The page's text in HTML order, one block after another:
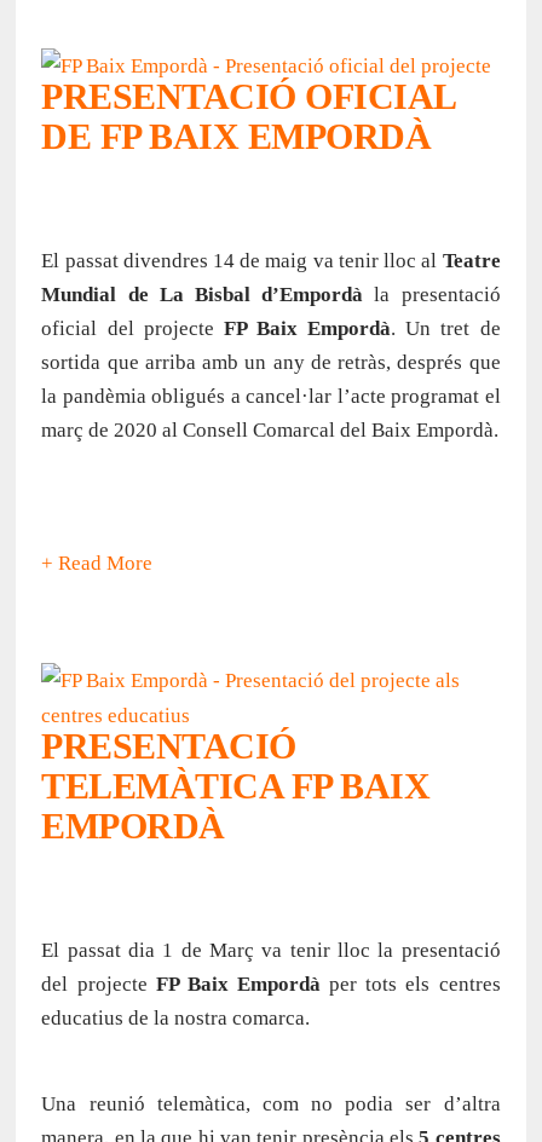
PRESENTACIÓ OFICIAL
DE FP BAIX EMPORDÀ
El passat divendres 14 de maig va tenir lloc al Teatre
Mundial de La Bisbal d’Empordà la presentació
oficial del projecte FP Baix Empordà. Un tret de
sortida que arriba amb un any de retràs, després que
la pandèmia obligués a cancel·lar l’acte programat el
març de 2020 al Consell Comarcal del Baix Empordà.
+ Read More
PRESENTACIÓ
TELEMÀTICA FP BAIX
EMPORDÀ
El passat dia 1 de Març va tenir lloc la presentació
del projecte FP Baix Empordà per tots els centres
educatius de la nostra comarca.
Una reunió telemàtica, com no podia ser d’altra